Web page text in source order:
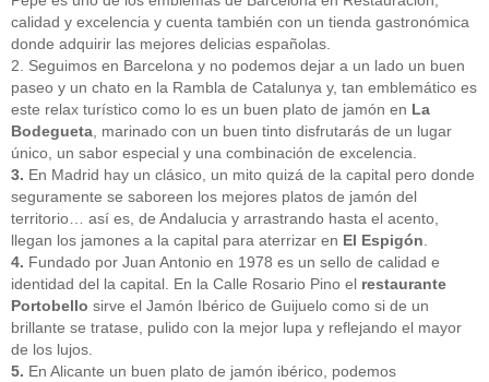
Sin categoría (137)
tipos-y-clasificación (10)
uso-y-conserva(6)
calidad y excelencia y cuenta también con un tienda gastronómica
donde adquirir las mejores delicias españolas.
2. Seguimos en Barcelona y no podemos dejar a un lado un buen
paseo y un chato en la Rambla de Catalunya y, tan emblemático es
este relax turístico como lo es un buen plato de jamón en La
Bodegueta , marinado con un buen tinto disfrutarás de un lugar
único, un sabor especial y una combinación de excelencia.
3. En Madrid hay un clásico, un mito quizá de la capital pero donde
seguramente se saboreen los mejores platos de jamón del
territorio… así es, de Andalucia y arrastrando hasta el acento,
llegan los jamones a la capital para aterrizar en El Espigón
4. Fundado por Juan Antonio en 1978 es un sello de calidad e
identidad del la capital. En la Calle Rosario Pino el restaurante
Portobello sirve el Jamón Ibérico de Guijuelo como si de un
brillante se tratase, pulido con la mejor lupa y reflejando el mayor
de los lujos.
5. En Alicante un buen plato de jamón ibérico, podemos